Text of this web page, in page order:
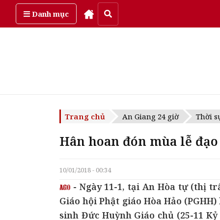
Danh mụcChủ Nhật, ngày 9/08/2026
Trang chủ An Giang 24 giờ Thời
Hân hoan đón mùa lễ đạo
10/01/2018 - 00:34
- Ngày 11-1, tại An Hòa tự (thị
Giáo hội Phật giáo Hòa Hảo
sinh Đức Huỳnh Giáo chủ (25-11